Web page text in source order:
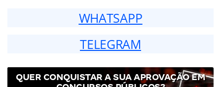
WHATSAPP
TELEGRAM
QUER CONQUISTAR A SUA APROVAÇÃO EM